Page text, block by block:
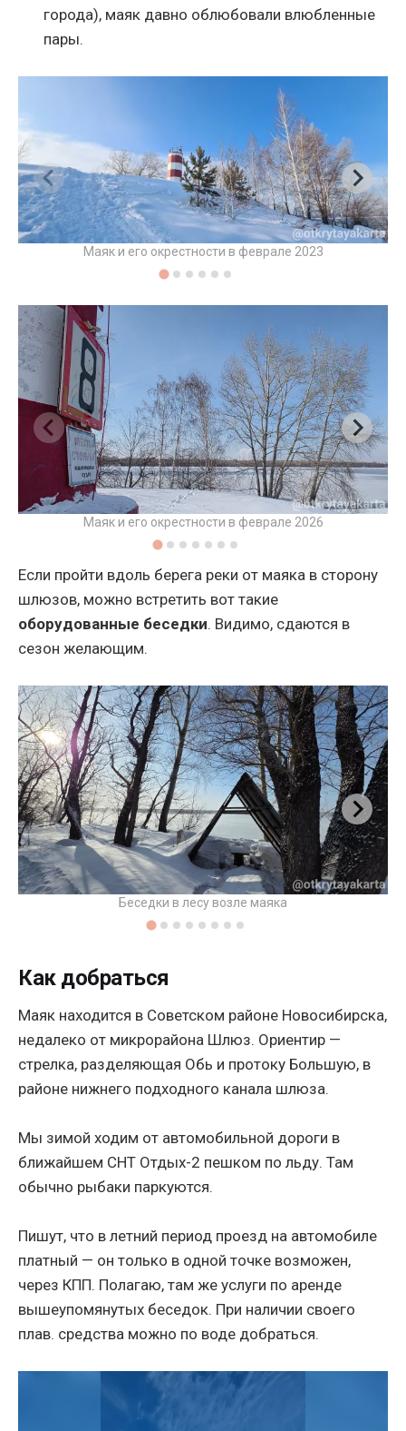
города), маяк давно облюбовали влюбленные
пары.
Маяк и его окрестности в феврале 2023
Маяк и его окрестности в феврале 2026
Если пройти вдоль берега реки от маяка в сторону
шлюзов, можно встретить вот такие
оборудованные беседки. Видимо, сдаются в
сезон желающим.
Беседки в лесу возле маяка
Как добраться
Маяк находится в Советском районе Новосибирска,
недалеко от микрорайона Шлюз. Ориентир —
стрелка, разделяющая Обь и протоку Большую, в
районе нижнего подходного канала шлюза.
Мы зимой ходим от автомобильной дороги в
ближайшем СНТ Отдых-2 пешком по льду. Там
обычно рыбаки паркуются.
Пишут, что в летний период проезд на автомобиле
платный — он только в одной точке возможен,
через КПП. Полагаю, там же услуги по аренде
вышеупомянутых беседок. При наличии своего
плав. средства можно по воде добраться.